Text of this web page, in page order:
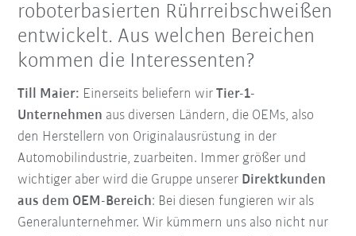
roboterbasierten Rührreibschweißen
entwickelt. Aus welchen Bereichen
kommen die Interessenten?
Till Maier: Einerseits beliefern wirTier-1-
Unternehmen aus diversen Ländern, die OEMs, also
den Herstellern von Originalausrüstung in der
Automobilindustrie, zuarbeiten. Immer größer und
wichtiger aber wird die Gruppe unserer Direktkunden
aus dem OEM-Bereich: Bei diesen fungieren wir als
Generalunternehmer. Wir kümmern uns also nicht nur